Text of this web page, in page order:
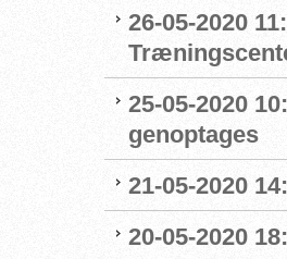
26-05-2020
25-05-2020
genoptages
21-05-2020
20-05-2020